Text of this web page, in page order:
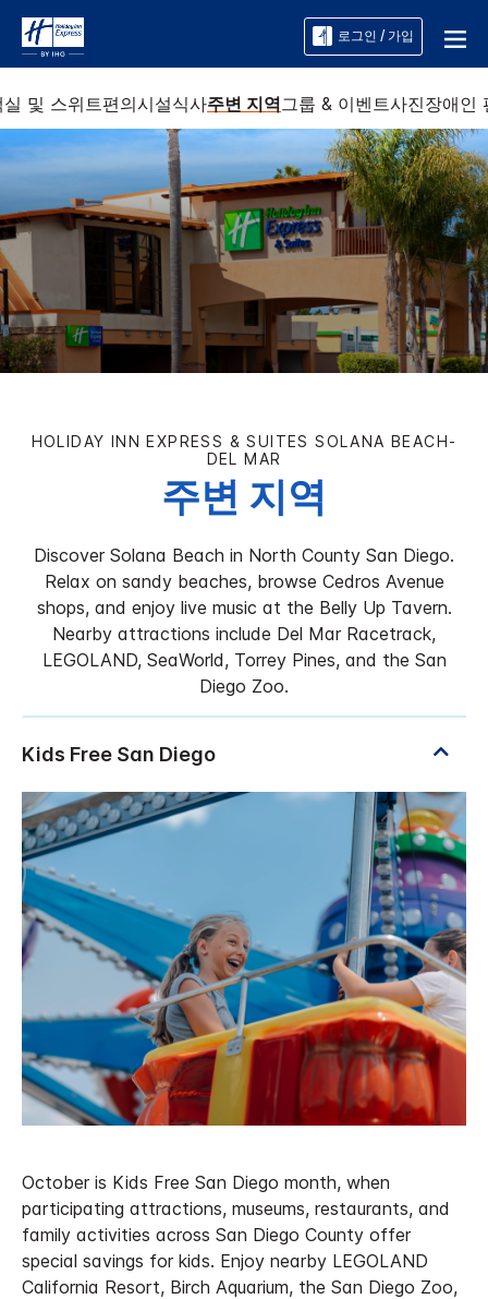
로그인 / 가입
실 및 스위트편의시설식사주변 지역그룹 & 이벤트사진장애인
HOLIDAY INN EXPRESS & SUITES SOLANA BEACH-
DEL MAR
주변 지역
Discover Solana Beach in North County San Diego.
Relax on sandy beaches, browse Cedros Avenue
shops, and enjoy live music at the Belly Up Tavern.
Nearby attractions include Del Mar Racetrack,
LEGOLAND, SeaWorld, Torrey Pines, and the San
Diego Zoo.
October is Kids Free San Diego month, when
participating attractions, museums, restaurants, and
family activities across San Diego County offer
special savings for kids. Enjoy nearby LEGOLAND
California Resort, Birch Aquarium, the San Diego Zoo,